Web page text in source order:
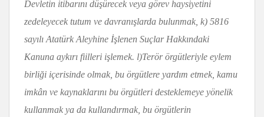
Devletin itibarını düşürecek veya görev haysiyetini
zedeleyecek tutum ve davranışlarda bulunmak, k) 5816
sayılı Atatürk Aleyhine İşlenen Suçlar Hakkındaki
Kanuna aykırı fiilleri işlemek. l)Terör örgütleriyle eylem
birliği içerisinde olmak, bu örgütlere yardım etmek, kamu
imkân ve kaynaklarını bu örgütleri desteklemeye yönelik
kullanmak ya da kullandırmak, bu örgütlerin